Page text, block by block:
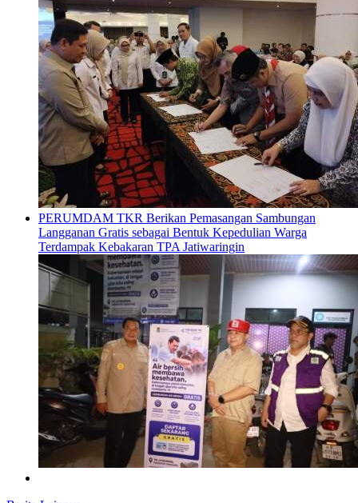
PERUMDAM TKR Berikan Pemasangan Sambungan
Langganan Gratis sebagai Bentuk Kepedulian Warga
Terdampak Kebakaran TPA Jatiwaringin